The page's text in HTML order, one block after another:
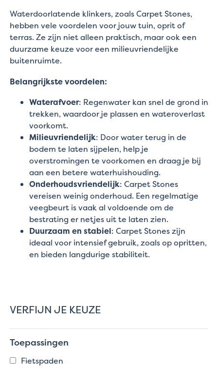
Waterdoorlatende klinkers, zoals Carpet Stones,
hebben vele voordelen voor jouw tuin, oprit of
terras. Ze zijn niet alleen praktisch, maar ook een
duurzame keuze voor een milieuvriendelijke
buitenruimte.
Belangrijkste voordelen:
Waterafvoer: Regenwater kan snel de grond in
trekken, waardoor je plassen en wateroverlast
voorkomt.
Milieuvriendelijk: Door water terug in de
bodem te laten sijpelen, help je
overstromingen te voorkomen en draag je bij
aan een betere waterhuishouding.
Onderhoudsvriendelijk: Carpet Stones
vereisen weinig onderhoud. Een regelmatige
veegbeurt is vaak al voldoende om de
bestrating er netjes uit te laten zien.
Duurzaam en stabiel: Carpet Stones zijn
ideaal voor intensief gebruik, zoals op opritten,
en bieden langdurige stabiliteit.
VERFIJN JE KEUZE
Toepassingen
Fietspaden